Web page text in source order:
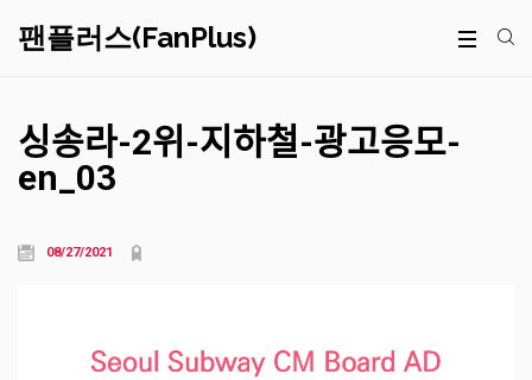
팬플러스(FanPlus)
싱송라-2위-지하철-광고응모-
en_03
08/27/2021